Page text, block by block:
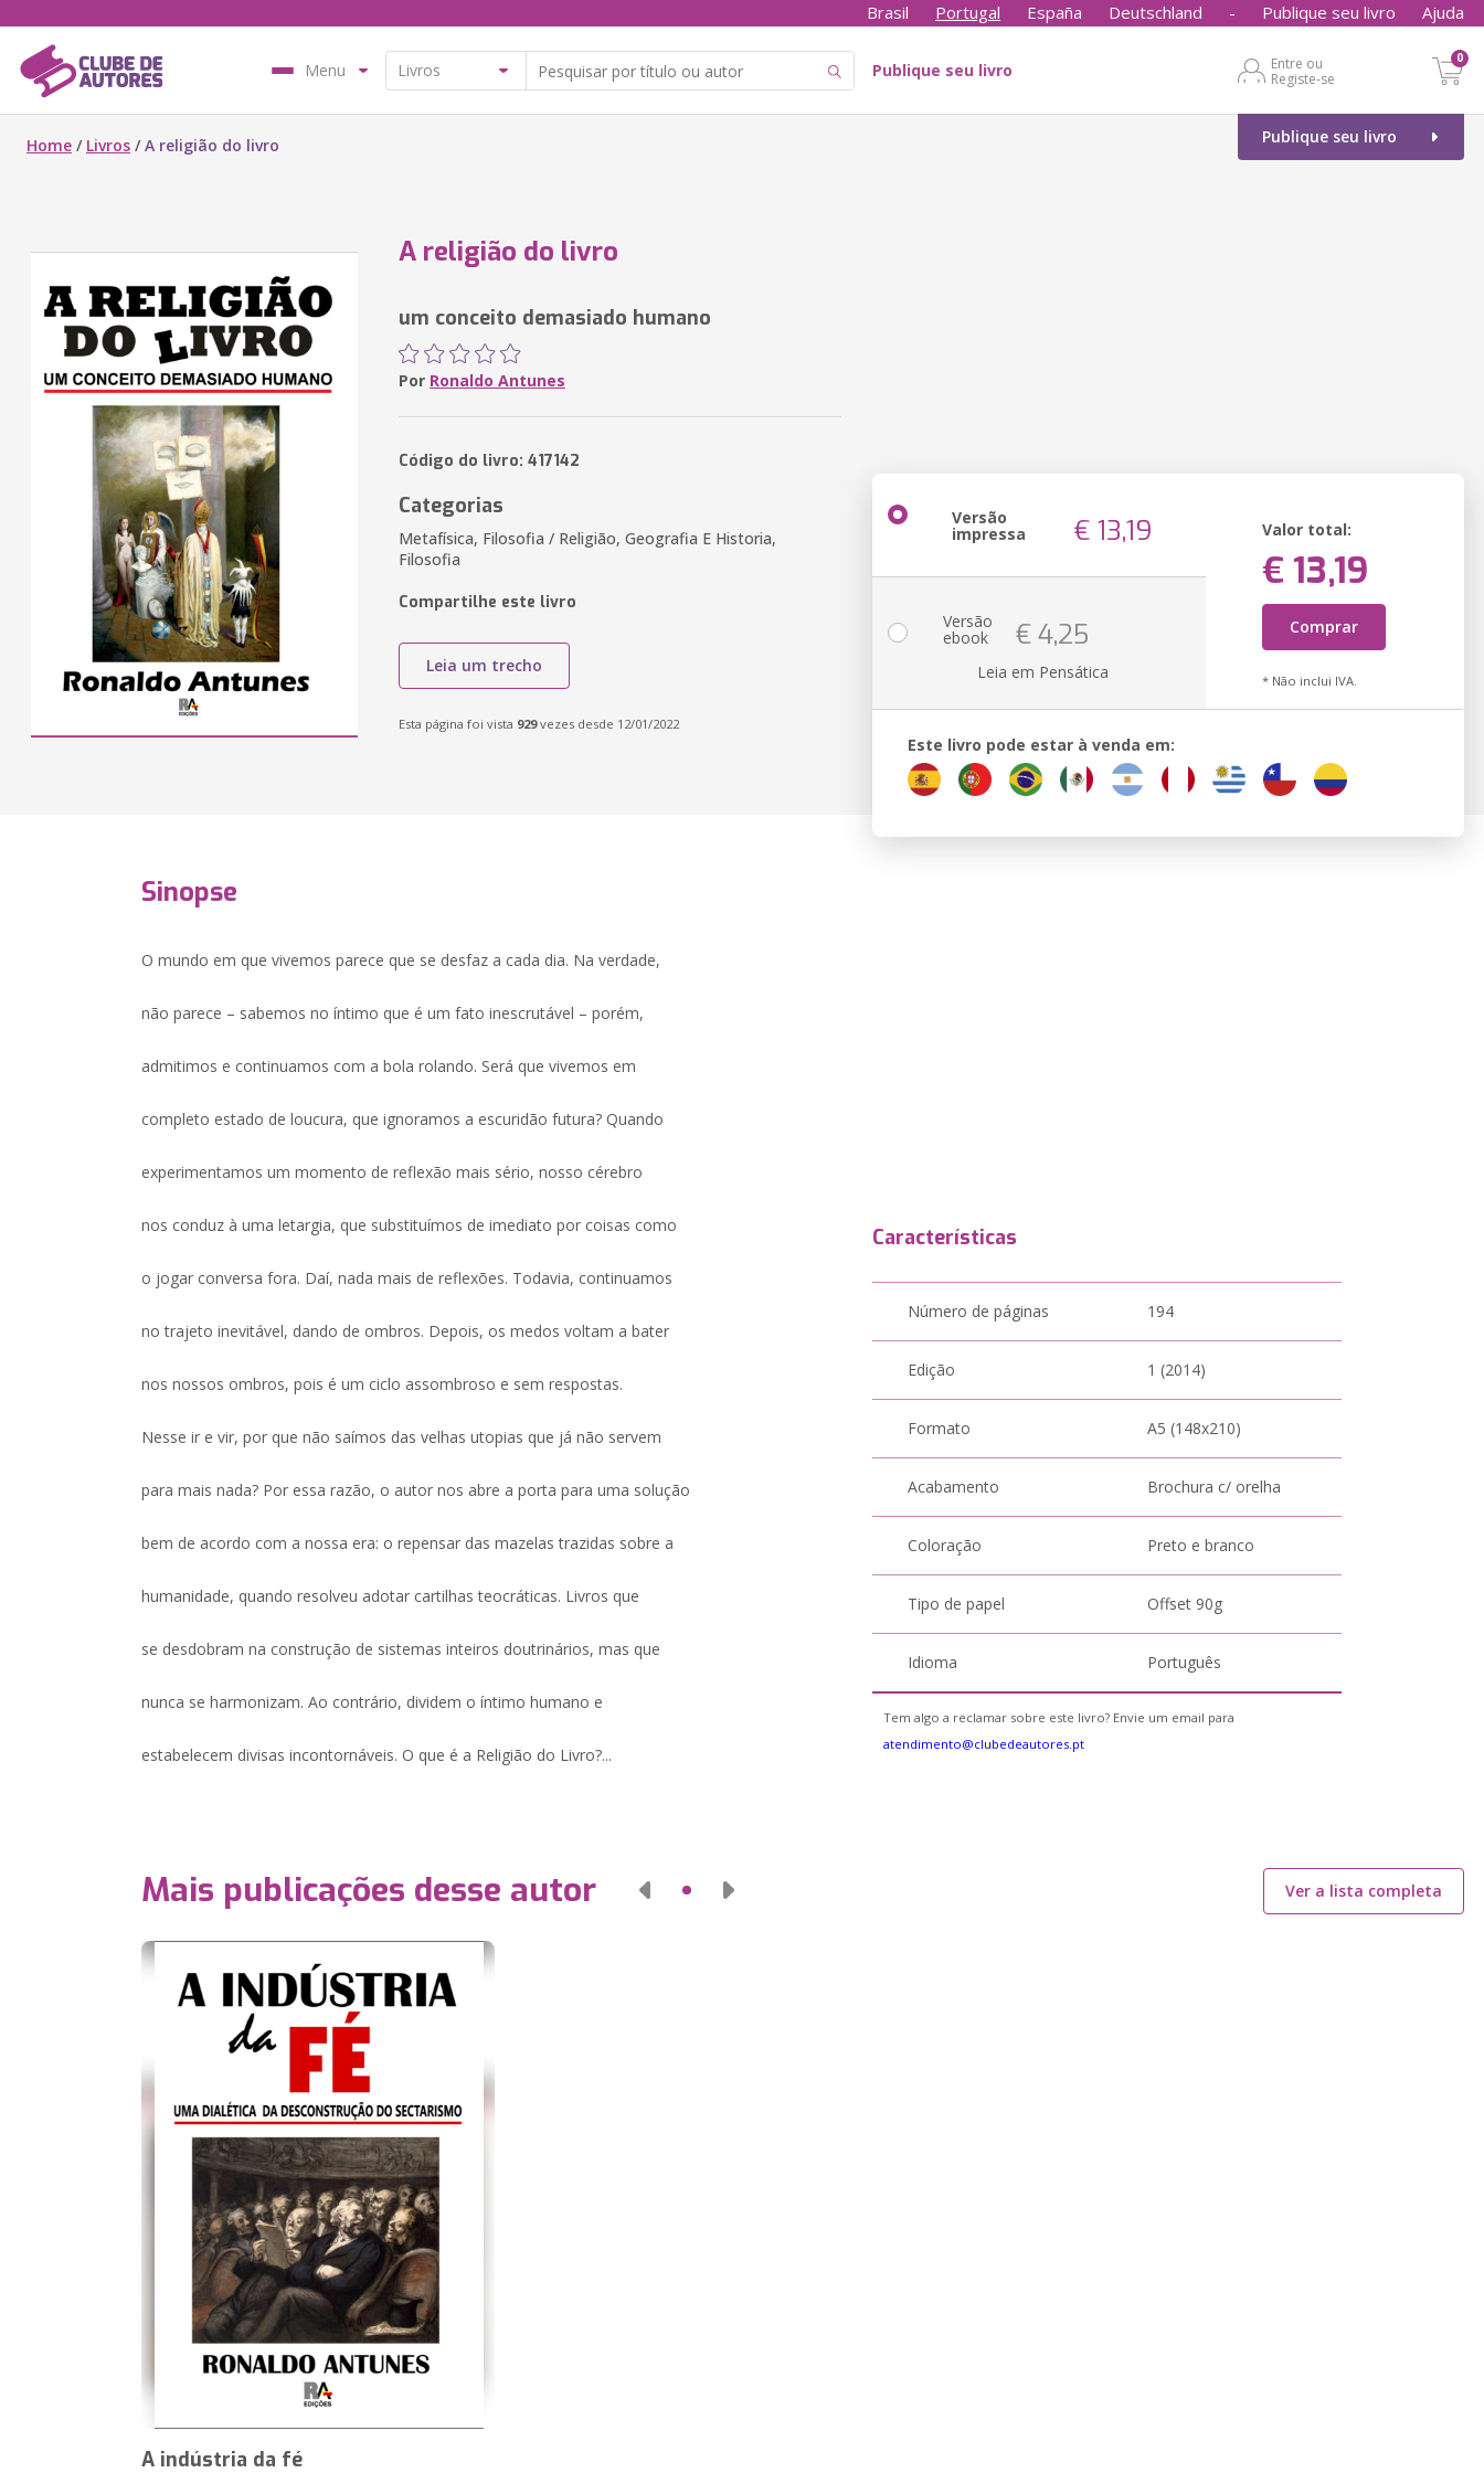
Brasil Portugal España Deutschland - Publique seu livro Ajuda
Menu Publique seu livro
Entre ou
Registe-se
0
Publique seu livro
Home / Livros /A religião do livro
A religião do livro
um conceito demasiado humano
Por Ronaldo Antunes
Código do livro: 417142
Categorias
Metafísica, Filosofia / Religião, Geografia E Historia,
Filosofia
Compartilhe este livro
Leia um trecho
Esta página foi vista 929vezes desde 12/01/2022
Versão
impressa € 13,19 Valor total:
€ 13,19
Comprar
* Não inclui IVA.
Versão
ebook € 4,25
Leia em Pensática
Este livro pode estar à venda em:
Sinopse
O mundo em que vivemos parece que se desfaz a cada dia. Na verdade,
não parece – sabemos no íntimo que é um fato inescrutável – porém,
admitimos e continuamos com a bola rolando. Será que vivemos em
completo estado de loucura, que ignoramos a escuridão futura? Quando
experimentamos um momento de reflexão mais sério, nosso cérebro
nos conduz à uma letargia, que substituímos de imediato por coisas como
o jogar conversa fora. Daí, nada mais de reflexões. Todavia, continuamos
no trajeto inevitável, dando de ombros. Depois, os medos voltam a bater
nos nossos ombros, pois é um ciclo assombroso e sem respostas.
Nesse ir e vir, por que não saímos das velhas utopias que já não servem
para mais nada? Por essa razão, o autor nos abre a porta para uma solução
bem de acordo com a nossa era: o repensar das mazelas trazidas sobre a
humanidade, quando resolveu adotar cartilhas teocráticas. Livros que
se desdobram na construção de sistemas inteiros doutrinários, mas que
nunca se harmonizam. Ao contrário, dividem o íntimo humano e
estabelecem divisas incontornáveis. O que é a Religião do Livro?...
Características
Número de páginas 194
Edição 1 (2014)
Formato A5 (148x210)
Acabamento Brochura c/ orelha
Coloração Preto e branco
Tipo de papel Offset 90g
Idioma Português
Tem algo a reclamar sobre este livro? Envie um email para
atendimento@clubedeautores.pt
Mais publicações desse autor Ver a lista completa
A indústria da fé